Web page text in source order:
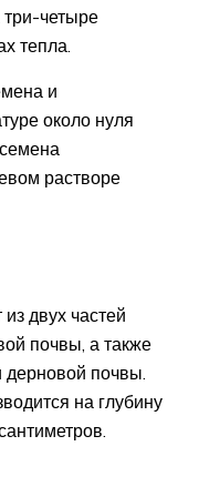
три-четыре
тепла.
и
около нуля
растворе
двух частей
почвы, а также
дерновой почвы.
на глубину